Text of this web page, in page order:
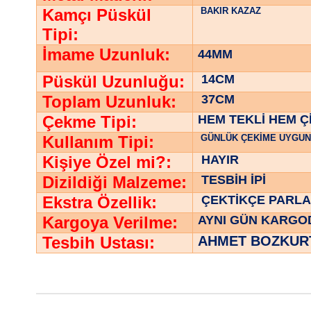
Kamçı Püskül
Tipi:
BAKIR KAZAZ
İmame Uzunluk: 44MM
Püskül Uzunluğu: 14CM
Toplam Uzunluk: 37CM
Çekme Tipi: HEM TEKLİ HEM
Kullanım Tipi: GÜNLÜK ÇEKİME UYGUN
Kişiye Özel mi?: HAYIR
Dizildiği Malzeme: TESBİH İPİ
Ekstra Özellik: ÇEKTİKÇE
Kargoya Verilme: AYNI GÜN
Tesbih Ustası: AHMET